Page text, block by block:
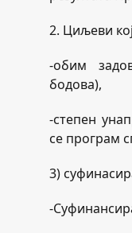
2. Циљеви
-обим
бодова),
-степен
се програм
3)
-